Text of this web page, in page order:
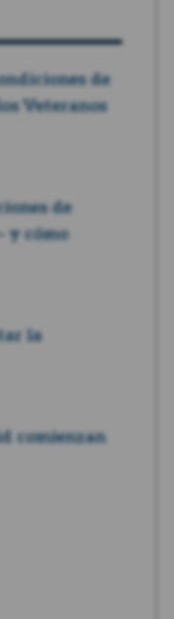
de
Veteranos
de
y cómo
la
comienzan